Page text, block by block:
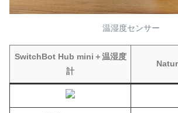
温湿度センサー
SwitchBot Hub mini＋温湿度
計